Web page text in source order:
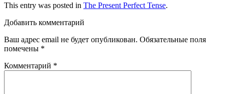
This entry was posted in The Present Perfect Tense.
Добавить комментарий
Ваш адрес email не будет опубликован. Обязательные поля
помечены *
Комментарий *